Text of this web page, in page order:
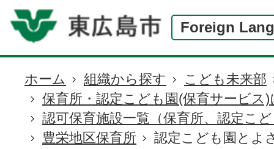
Foreign
現
在
の
位
ホーム 組織から探す
こども未来部
保育所・認定こども園(保育サービス
認可保育施設一覧（保育所、認定こ
豊栄地区保育所
認定こども園とよ